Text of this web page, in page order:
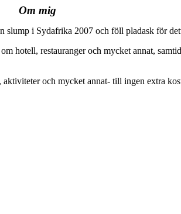
Om mig
i Sydafrika 2007 och föll pladask för
hotell, restauranger och mycket annat,
och mycket annat- till ingen extra